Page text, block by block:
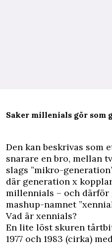
Saker millenials gör som
Den kan beskrivas som
snarare en bro, mellan
slags ”mikro-
där generation x
millennials – och därför
mashup-namnet
Vad är xennials?
En lite löst skuren
1977 och 1983 (cirka)